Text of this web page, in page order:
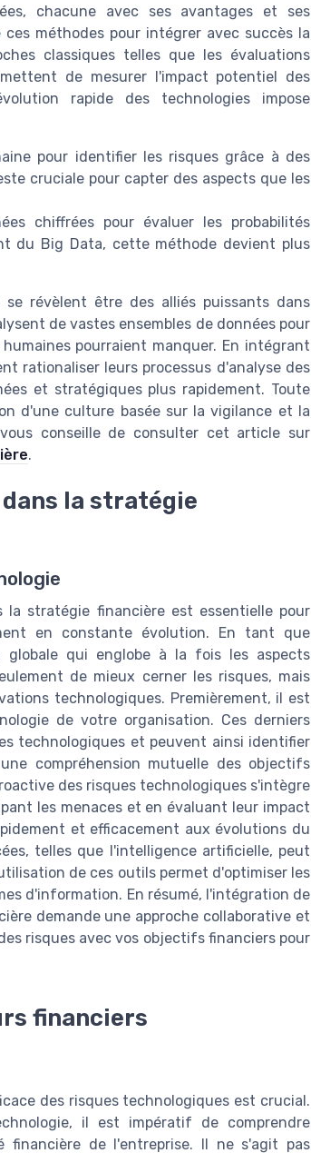
chacune avec ses avantages et ses
méthodes pour intégrer avec succès la
classiques telles que les évaluations
de mesurer l'impact potentiel des
rapide des technologies impose
pour identifier les risques grâce à des
cruciale pour capter des aspects que les
chiffrées pour évaluer les probabilités
du Big Data, cette méthode devient plus
révèlent être des alliés puissants dans
de vastes ensembles de données pour
pourraient manquer. En intégrant
rationaliser leurs processus d'analyse des
et stratégiques plus rapidement. Toute
d'une culture basée sur la vigilance et la
conseille de consulter cet article sur
.
la stratégie
stratégie financière est essentielle pour
en constante évolution. En tant que
globale qui englobe à la fois les aspects
de mieux cerner les risques, mais
technologiques. Premièrement, il est
de votre organisation. Ces derniers
technologiques et peuvent ainsi identifier
compréhension mutuelle des objectifs
des risques technologiques s'intègre
les menaces et en évaluant leur impact
et efficacement aux évolutions du
telles que l'intelligence artificielle, peut
de ces outils permet d'optimiser les
d'information. En résumé, l'intégration de
demande une approche collaborative et
risques avec vos objectifs financiers pour
financiers
des risques technologiques est crucial.
il est impératif de comprendre
financière de l'entreprise. Il ne s'agit pas